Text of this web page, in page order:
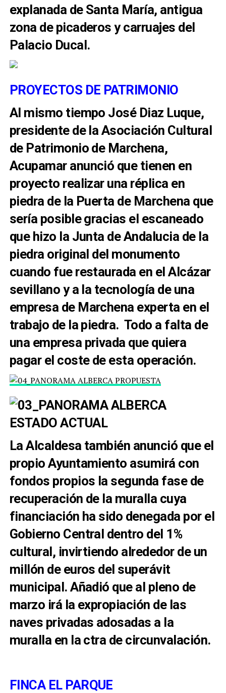
explanada de Santa María, antigua
zona de picaderos y carruajes del
Palacio Ducal.
PROYECTOS DE PATRIMONIO
Al mismo tiempo José Diaz Luque,
presidente de la Asociación Cultural
de Patrimonio de Marchena,
Acupamar anunció que tienen en
proyecto realizar una réplica en
piedra de la Puerta de Marchena que
sería posible gracias el escaneado
que hizo la Junta de Andalucia de la
piedra original del monumento
cuando fue restaurada en el Alcázar
sevillano y a la tecnología de una
empresa de Marchena experta en el
trabajo de la piedra. Todo a falta de
una empresa privada que quiera
pagar el coste de esta operación.
La Alcaldesa también anunció que el
propio Ayuntamiento asumirá con
fondos propios la segunda fase de
recuperación de la muralla cuya
financiación ha sido denegada por el
Gobierno Central dentro del 1%
cultural, invirtiendo alrededor de un
millón de euros del superávit
municipal. Añadió que al pleno de
marzo irá la expropiación de las
naves privadas adosadas a la
muralla en la ctra de circunvalación.
FINCA EL PARQUE